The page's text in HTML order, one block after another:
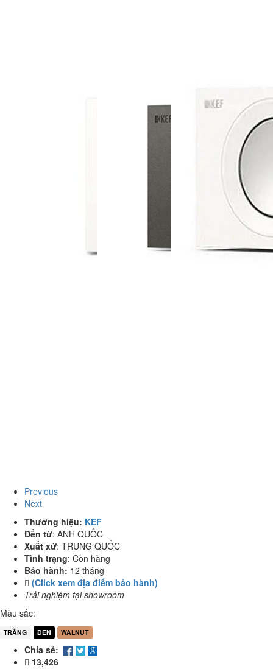
Previous
Next
Thương hiệu: KEF
Đến từ: ANH QUỐC
Xuất xứ: TRUNG QUỐC
Tình trạng: Còn hàng
Bảo hành: 12 tháng
(Click xem địa điểm bảo hành)
Trải nghiệm tại showroom
Màu sắc:
TRẮNG ĐEN WALNUT
Chia sẻ:
13,426